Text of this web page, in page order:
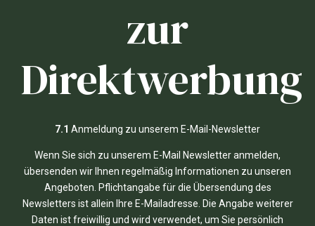
zur
Direktwerbung
7.1 Anmeldung zu unserem E-Mail-Newsletter
Wenn Sie sich zu unserem E-Mail Newsletter anmelden,
übersenden wir Ihnen regelmäßig Informationen zu unseren
Angeboten. Pflichtangabe für die Übersendung des
Newsletters ist allein Ihre E-Mailadresse. Die Angabe weiterer
Daten ist freiwillig und wird verwendet, um Sie persönlich